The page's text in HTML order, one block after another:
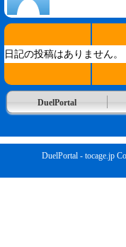
日記の投稿はありません。
DuelPortal
DuelPortal - tocage.jp